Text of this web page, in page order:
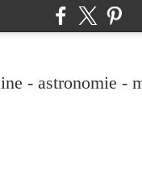
- astronomie -